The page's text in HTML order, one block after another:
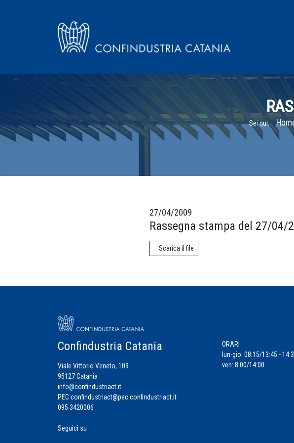
Sei qui:
27/04/2009
Rassegna stampa del 27/04/
Scarica il file
Confindustria Catania
Viale Vittorio Veneto, 109
95127 Catania
info@confindustriact.it
PEC confindustriact@pec.confindustriact.it
095 3420006
ORARI
lun-gio: 08:15/13:45 -
ven: 8:00/14:00
Seguici su